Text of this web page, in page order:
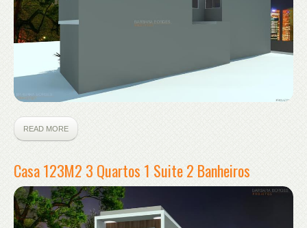
READ MORE
Casa 123M2 3 Quartos 1 Suite 2 Banheiros